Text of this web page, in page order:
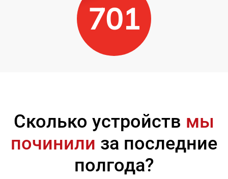
701
Сколько устройств мы
починили за последние
полгода?